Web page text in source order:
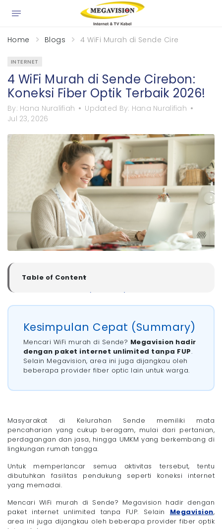
Home Blogs 4 WiFi Murah di Sende Cirebon:
INTERNET
4 WiFi Murah di Sende Cirebon:
Koneksi Fiber Optik Terbaik 2026!
By: Hana Nuralifiah Updated By: Hana Nuralifiah
Jul 23, 2026
Table of Content
▼
Rekomendasi Pasang WiFi di Kelurahan Sende,
- 1. Megavision: WiFi Terbaik untuk Keluarga
- 2. MyRepublic: WiFi untuk Gamers
- 3. IndiHome dan ICONNET: WiFi Jangkauan
Terluas di Indonesia
Tips Memilih WiFi yang Bagus di Kelurahan Sende,
Kabupaten Cirebon
Pasang WiFi Rumah di Cirebon Kini Lebih Praktis
Kesimpulan Cepat (Summary)
Mencari WiFi murah di Sende? Megavision hadir
dengan paket internet unlimited tanpa FUP.
Selain Megavision, area ini juga dijangkau oleh
beberapa provider fiber optic lain untuk warga.
Masyarakat di Kelurahan Sende memiliki mata
pencaharian yang cukup beragam, mulai dari pertanian,
perdagangan dan jasa, hingga UMKM yang berkembang di
lingkungan rumah tangga.
Untuk memperlancar semua aktivitas tersebut, tentu
dibutuhkan fasilitas pendukung seperti koneksi internet
yang memadai.
Mencari WiFi murah di Sende? Megavision hadir dengan
paket internet unlimited tanpa FUP. Selain Megavision,
area ini juga dijangkau oleh beberapa provider fiber optik